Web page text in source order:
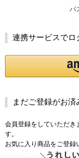
パ
連携サービスでロ
まだご登録がお
会員登録をしていただき
す。
お気に入り商品をご登録